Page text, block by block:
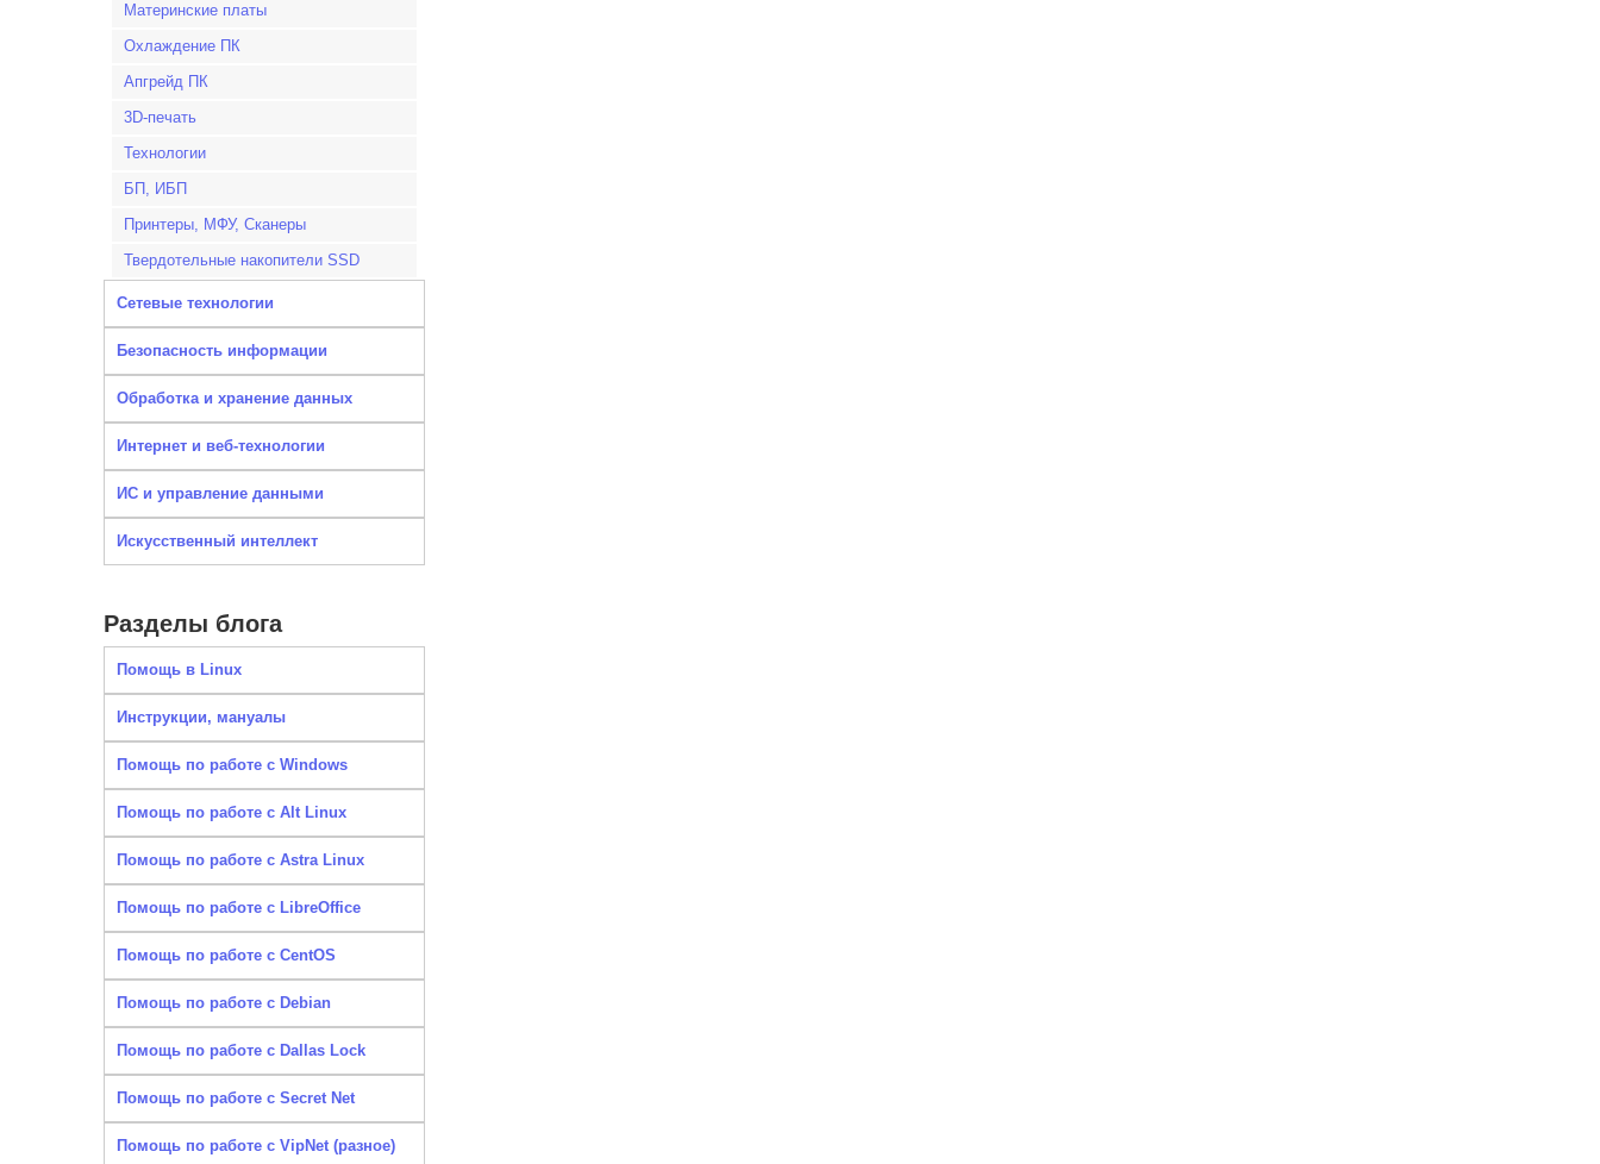
Материнские платы
Охлаждение ПК
Апгрейд ПК
3D-печать
Технологии
БП, ИБП
Принтеры, МФУ, Сканеры
Твердотельные накопители SSD
Сетевые технологии
Безопасность информации
Обработка и хранение данных
Интернет и веб-технологии
ИС и управление данными
Искусственный интеллект
Разделы блога
Помощь в Linux
Инструкции, мануалы
Помощь по работе с Windows
Помощь по работе с Alt Linux
Помощь по работе с Astra Linux
Помощь по работе с LibreOffice
Помощь по работе с CentOS
Помощь по работе с Debian
Помощь по работе с Dallas Lock
Помощь по работе с Secret Net
Помощь по работе с VipNet (разное)